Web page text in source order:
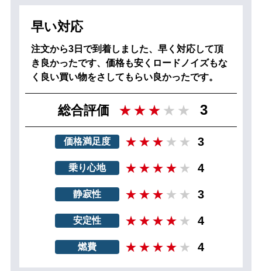
早い対応
注文から3日で到着しました、早く対応して頂
き良かったです、価格も安くロードノイズもな
く良い買い物をさしてもらい良かったです。
総合評価 3
価格満足度 3
乗り心地 4
静寂性 3
安定性 4
燃費 4